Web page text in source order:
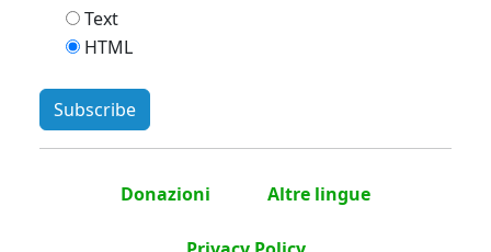
Text
HTML
Donazioni Altre lingue